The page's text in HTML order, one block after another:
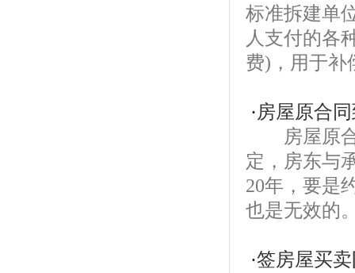
标准拆建单
人支付的各
费)，用于补
·房屋原合
房屋原合
定，房东与
20年，要是
也是无效的
·签房屋买